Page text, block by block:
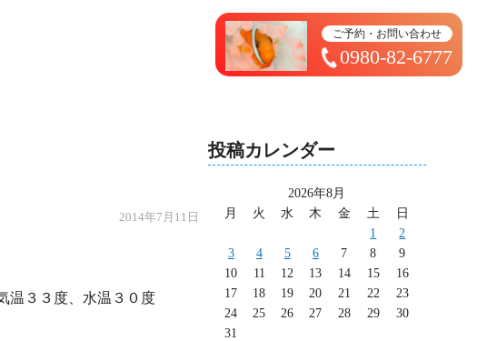
ご予約・お問い合わせ
0980-82-6777
トップページ ＞ 太造日記
2014年7月11日
投稿カレンダー
2026年8月
月
火 水 木 金 土
日
1
2
3
4 5 6 7 8
9
10
11 12 13 14 15
16
17
18 19 20 21 22
23
24
25 26 27 28 29
30
31